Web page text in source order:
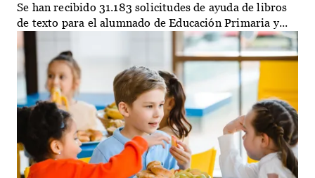
Se han recibido 31.183 solicitudes de ayuda de libros
de texto para el alumnado de Educación Primaria y...